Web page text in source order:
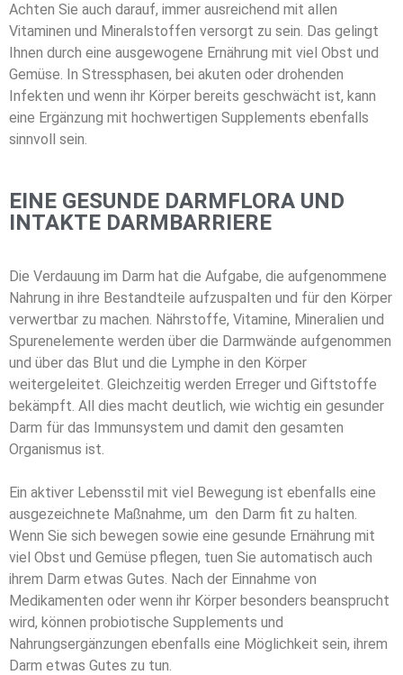
Achten Sie auch darauf, immer ausreichend mit allen
Vitaminen und Mineralstoffen versorgt zu sein. Das gelingt
Ihnen durch eine ausgewogene Ernährung mit viel Obst und
Gemüse. In Stressphasen, bei akuten oder drohenden
Infekten und wenn ihr Körper bereits geschwächt ist, kann
eine Ergänzung mit hochwertigen Supplements ebenfalls
sinnvoll sein.
EINE GESUNDE DARMFLORA UND
INTAKTE DARMBARRIERE
Die Verdauung im Darm hat die Aufgabe, die aufgenommene
Nahrung in ihre Bestandteile aufzuspalten und für den Körper
verwertbar zu machen. Nährstoffe, Vitamine, Mineralien und
Spurenelemente werden über die Darmwände aufgenommen
und über das Blut und die Lymphe in den Körper
weitergeleitet. Gleichzeitig werden Erreger und Giftstoffe
bekämpft. All dies macht deutlich, wie wichtig ein gesunder
Darm für das Immunsystem und damit den gesamten
Organismus ist.
Ein aktiver Lebensstil mit viel Bewegung ist ebenfalls eine
ausgezeichnete Maßnahme, um den Darm fit zu halten.
Wenn Sie sich bewegen sowie eine gesunde Ernährung mit
viel Obst und Gemüse pflegen, tuen Sie automatisch auch
ihrem Darm etwas Gutes. Nach der Einnahme von
Medikamenten oder wenn ihr Körper besonders beansprucht
wird, können probiotische Supplements und
Nahrungsergänzungen ebenfalls eine Möglichkeit sein, ihrem
Darm etwas Gutes zu tun.